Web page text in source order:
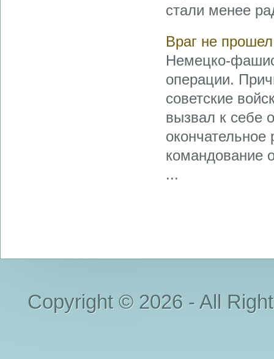
стали менее
Враг не
Немецко-
операции.
советские
вызвал к себе
командование
...
Copyright © 2026 - All